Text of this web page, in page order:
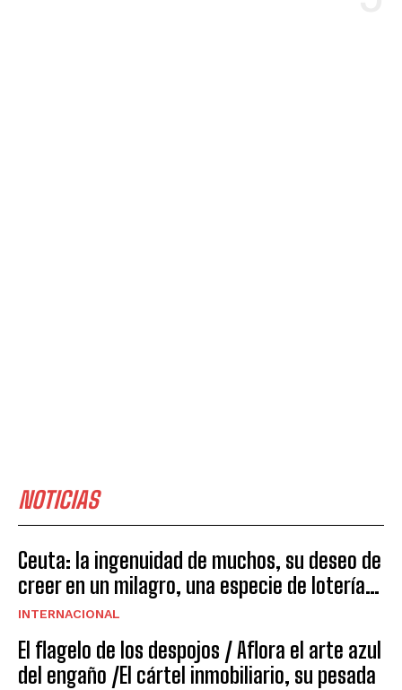
NOTICIAS
Ceuta: la ingenuidad de muchos, su deseo de
creer en un milagro, una especie de lotería…
INTERNACIONAL
El flagelo de los despojos / Aflora el arte azul
del engaño /El cártel inmobiliario, su pesada